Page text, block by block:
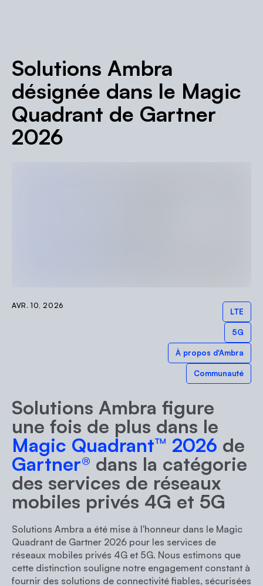
Solutions Ambra
désignée dans le Magic
Quadrant de Gartner
2026
AVR. 10, 2026
LTE
5G
À propos d'Ambra
Communauté
Solutions Ambra figure
une fois de plus dans le
Magic Quadrant™ 2026 de
Gartner® dans la catégorie
des services de réseaux
mobiles privés 4G et 5G
Solutions Ambra a été mise à l'honneur dans le Magic
Quadrant de Gartner 2026 pour les services de
réseaux mobiles privés 4G et 5G. Nous estimons que
cette distinction souligne notre engagement constant à
fournir des solutions de connectivité fiables, sécurisées